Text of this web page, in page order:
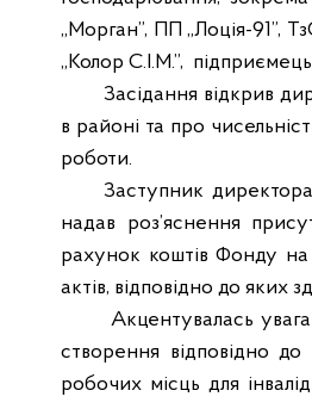
„Морган”, ПП „Лоція-91”,
„Колор С.І.М.”,
Засідання відкрив
в районі та про
роботи.
Заступник директора
надав роз’яснення
рахунок коштів Фонду на
актів, відповідно до яких
Акцентувалась
створення відповідно до
робочих місць для